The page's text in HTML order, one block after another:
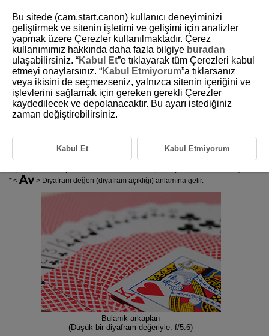
D180-048
Av: Diyafram Öncelikli AE
Alan Derinliği Önizleme
önplanın ve arkaplanın kullanılabilir odak içinde yer almasını
kolaylaştırır. Diğer yandan, düşük bir f/değeri (geniş diyafram açıklığı),
Diyafram değeri (diyafram açıklığı) anlamına gelir.
Bulanık arkaplan
(Düşük bir diyafram değeriyle: f/5.6)
Bu sitede (cam.start.canon) kullanıcı deneyiminizi
geliştirmek ve sitenin işletimi ve gelişimi için analizler
yapmak üzere Çerezler kullanılmaktadır. Çerez
kullanımımız hakkında daha fazla bilgiye buradan
ulaşabilirsiniz. “Kabul Et”e tıklayarak tüm Çerezleri kabul
etmeyi onaylarsınız. “Kabul Etmiyorum”a tıklarsanız
veya ikisini de seçmezseniz, yalnızca sitenin içeriğini ve
işlevlerini sağlamak için gereken gerekli Çerezler
kaydedilecek ve depolanacaktır. Bu ayarı istediğiniz
zaman değiştirebilirsiniz.
Kabul Et Kabul Etmiyorum